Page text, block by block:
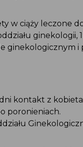
w ciąży leczone
ginekologii,
ginekologicznym i
kontakt z
poronieniach.